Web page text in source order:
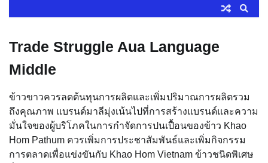
Trade Struggle Aua Language
Middle
ข้าวขาวควรลดต้นทุนการผลิตและเพิ่มปริมาณการผลิตรวม
ถึงคุณภาพ แบรนด์มาลีมุ่งเน้นไปที่การสร้างแบรนด์และความ
มั่นใจของผู้บริโภคในการกำจัดการปนเปื้อนของข้าว Khao
Hom Pathum ควรเพิ่มการประชาสัมพันธ์และเพิ่มกิจกรรม
การตลาดเพื่อแข่งขันกับ Khao Hom Vietnam ข้าวชนิดพิเศษ